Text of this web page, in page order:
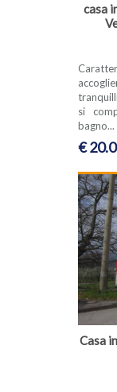
casa
si
bagno...
€
Casa